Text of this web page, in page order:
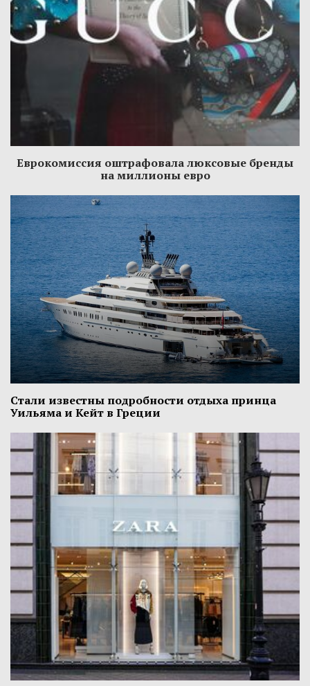
Еврокомиссия оштрафовала люксовые бренды
на миллионы евро
Стали известны подробности отдыха принца
Уильяма и Кейт в Греции